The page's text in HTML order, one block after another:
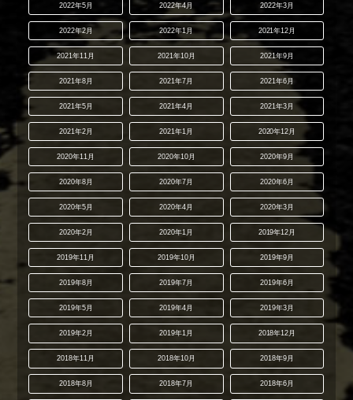
2022年5月 2022年4月 2022年3月
2022年2月 2022年1月 2021年12月
2021年11月 2021年10月 2021年9月
2021年8月 2021年7月 2021年6月
2021年5月 2021年4月 2021年3月
2021年2月 2021年1月 2020年12月
2020年11月 2020年10月 2020年9月
2020年8月 2020年7月 2020年6月
2020年5月 2020年4月 2020年3月
2020年2月 2020年1月 2019年12月
2019年11月 2019年10月 2019年9月
2019年8月 2019年7月 2019年6月
2019年5月 2019年4月 2019年3月
2019年2月 2019年1月 2018年12月
2018年11月 2018年10月 2018年9月
2018年8月 2018年7月 2018年6月